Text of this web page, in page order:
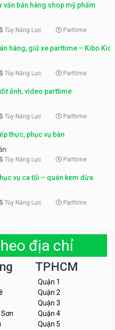
vấn bán hàng shop mỹ phẩm
Tùy Năng Lực Parttime
hàng, giữ xe parttime – Kibo Kid
Tùy Năng Lực Parttime
ảnh, video parttime
Tùy Năng Lực Parttime
thực, phục vụ bàn
Tùy Năng Lực Parttime
vụ ca tối – quán kem dừa
Tùy Năng Lực Parttime
địa chỉ
TPHCM
Quận 1
Quận 2
Quận 3
Quận 4
Quận 5